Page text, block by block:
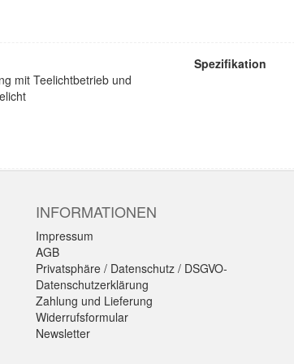
mit Teelichtbetrieb und
Spezifikation
INFORMATIONEN
Impressum
AGB
Privatsphäre / Datenschutz / DSGVO-
Datenschutzerklärung
Zahlung und Lieferung
Widerrufsformular
Newsletter